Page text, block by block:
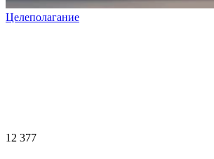
Целеполагание
12 377